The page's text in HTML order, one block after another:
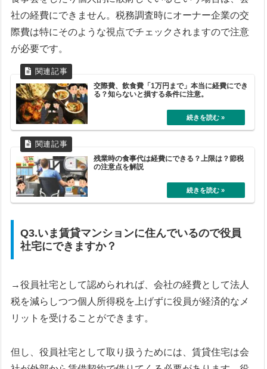
社の経費にできません。税務調査時にオーナー企業の交
際費は特にそのような視点でチェックされますので注意
が必要です。
交際費、飲食費「1万円まで」本当に経費にでき
る？知らないと損する条件に注意。
残業時の食事代は経費にできる？上限は？節税
の注意点を解説
Q3.いま賃貸マンションに住んでいるので役員
社宅にできますか？
→役員社宅として認められれば、会社の経費として法人
税を減らしつつ個人所得税を上げずに役員が経済的なメ
リットを受けることができます。
但し、役員社宅として取り扱うためには、賃貸住宅は会